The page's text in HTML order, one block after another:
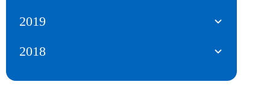
2019
2018